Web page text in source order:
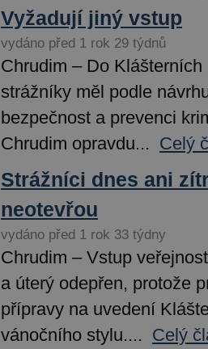
Vyžadují jiný vstup
vydáno před 1 rok 29 týdnů
Chrudim – Do
strážníky měl podle
bezpečnost a prevenci
Chrudim opravdu... Celý
Strážníci dnes ani
neotevřou
vydáno před 1 rok 33 týdny
Chrudim – Vstup
a úterý odepřen, protože
přípravy na uvedení
vánočního stylu.... Celý